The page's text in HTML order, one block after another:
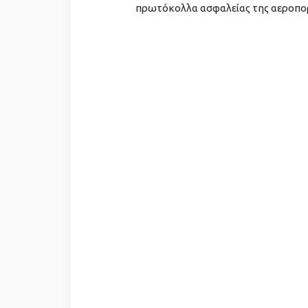
πρωτόκολλα ασφαλείας της